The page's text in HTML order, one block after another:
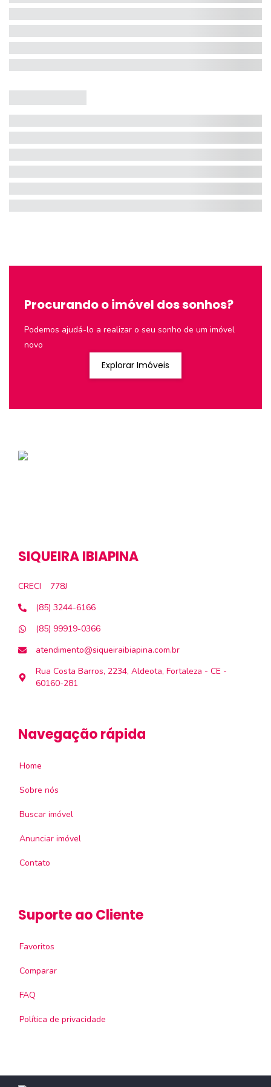
Procurando o imóvel dos sonhos?
Podemos ajudá-lo a realizar o seu sonho de um imóvel
novo
Explorar Imóveis
SIQUEIRA IBIAPINA
CRECI
778J
(85) 3244-6166
(85) 99919-0366
atendimento@siqueiraibiapina.com.br
Rua Costa Barros, 2234, Aldeota, Fortaleza - CE -
60160-281
Navegação rápida
Home
Sobre nós
Buscar imóvel
Anunciar imóvel
Contato
Suporte ao Cliente
Favoritos
Comparar
FAQ
Política de privacidade